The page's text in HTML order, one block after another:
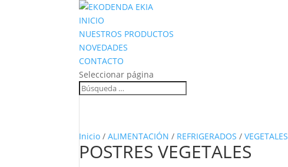
INICIO
NUESTROS PRODUCTOS
NOVEDADES
CONTACTO
Seleccionar página
Inicio /ALIMENTACIÓN / REFRIGERADOS /VEGETALES
POSTRES VEGETALES